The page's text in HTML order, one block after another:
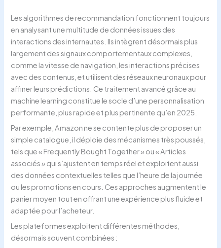
Les algorithmes de recommandation fonctionnent toujours
en analysant une multitude de données issues des
interactions des internautes. Ils intègrent désormais plus
largement des signaux comportementaux complexes,
comme la vitesse de navigation, les interactions précises
avec des contenus, et utilisent des réseaux neuronaux pour
affiner leurs prédictions. Ce traitement avancé grâce au
machine learning constitue le socle d’une personnalisation
performante, plus rapide et plus pertinente qu’en 2025.
Par exemple, Amazon ne se contente plus de proposer un
simple catalogue, il déploie des mécanismes très poussés,
tels que « Frequently Bought Together » ou « Articles
associés » qui s’ajustent en temps réel et exploitent aussi
des données contextuelles telles que l’heure de la journée
ou les promotions en cours. Ces approches augmentent le
panier moyen tout en offrant une expérience plus fluide et
adaptée pour l’acheteur.
Les plateformes exploitent différentes méthodes,
désormais souvent combinées :